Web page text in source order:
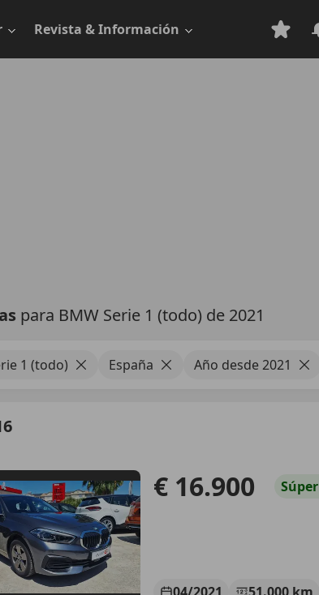
Revista & Información
para BMW Serie 1 (todo) de 2021
1 (todo) España Año desde 2021
€ 16.900 Súper
04/2021 51.000 km